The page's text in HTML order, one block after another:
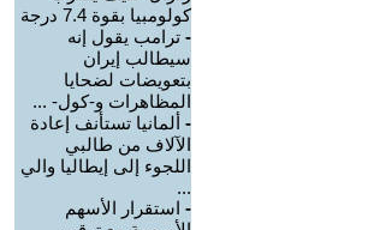
كولومبيا بقوة 7.4 درجة
- ترامب يقول إنه
سيطالب إيران
بتعويضات لضحايا
المظاهرات و-كول- ...
- ألمانيا تستأنف إعادة
الآلاف من طالبي
اللجوء إلى إيطاليا والي
...
- استقرار الأسهم